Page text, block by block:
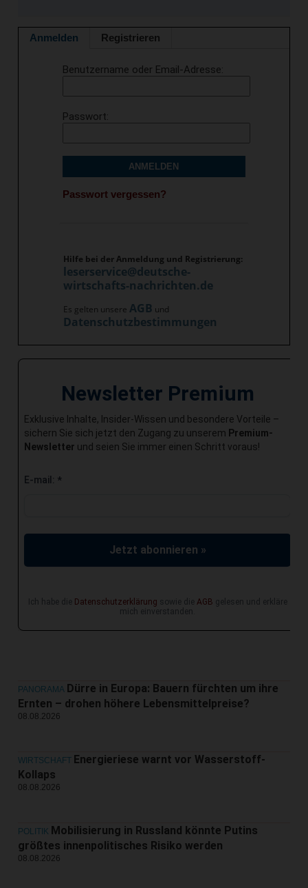
Anmelden Registrieren
Benutzername oder Email-Adresse
Passwort
ANMELDEN
Passwort vergessen?
Hilfe bei der Anmeldung und Registrierung:
leserservice@deutsche-
wirtschafts-nachrichten.de
Es gelten unsere AGB und
Datenschutzbestimmungen
Newsletter Premium
Exklusive Inhalte, Insider-Wissen und besondere Vorteile –
sichern Sie sich jetzt den Zugang zu unserem Premium-
Newsletter und seien Sie immer einen Schritt voraus!
E-mail: *
Jetzt abonnieren »
Ich habe die Datenschutzerklärung sowie die AGB gelesen und erkläre
mich einverstanden.
PANORAMA Dürre in Europa: Bauern fürchten um ihre
Ernten – drohen höhere Lebensmittelpreise?
08.08.2026
WIRTSCHAFT Energieriese warnt vor Wasserstoff-
Kollaps
08.08.2026
POLITIK Mobilisierung in Russland könnte Putins
größtes innenpolitisches Risiko werden
08.08.2026